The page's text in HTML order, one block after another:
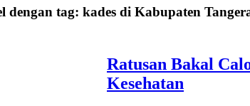
dengan tag: kades di Kabupaten
Ratusan Bakal
Kesehatan